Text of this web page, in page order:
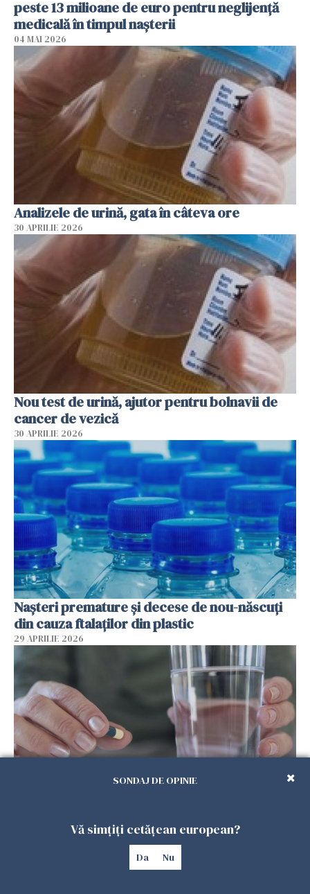
peste 13 milioane de euro pentru neglijenţă
medicală în timpul naşterii
04 MAI 2026
Analizele de urină, gata în câteva ore
30 APRILIE 2026
Nou test de urină, ajutor pentru bolnavii de
cancer de vezică
30 APRILIE 2026
Nașteri premature și decese de nou-născuți
din cauza ftalaților din plastic
29 APRILIE 2026
în tratarea oricărei boli
SONDAJ DE OPINIE
Vă simțiți cetățean european?
Da Nu